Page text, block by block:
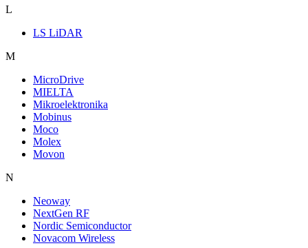
L
LS LiDAR
M
MicroDrive
MIELTA
Mikroelektronika
Mobinus
Moco
Molex
Movon
N
Neoway
NextGen RF
Nordic Semiconductor
Novacom Wireless